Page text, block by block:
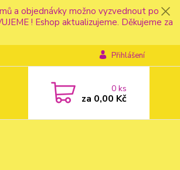
a objednávky možno vyzvednout po
! Eshop aktualizujeme. Děkujeme za
Přihlášení
0ks
za 0,00 Kč